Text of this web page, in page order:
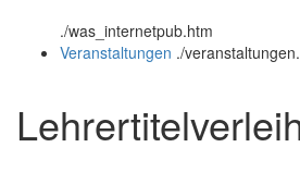
und
schließen
./was_internetpub.htm
Veranstaltungen ./